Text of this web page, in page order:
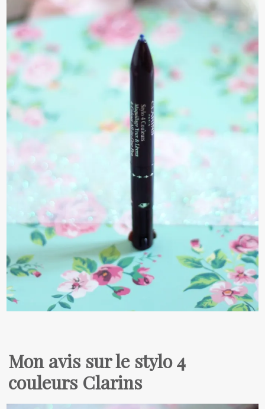
Mon avis sur le stylo 4
couleurs Clarins